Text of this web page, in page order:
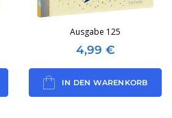
Ausgabe 125
4,99 €
IN DEN WARENKORB